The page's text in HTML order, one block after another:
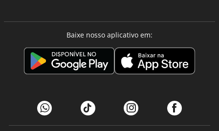
Baixe nosso aplicativo em: